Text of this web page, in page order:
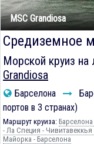
MSC Grandiosa
Средиземное
Морской круиз на
Grandiosa
Барселона
портов в 3 странах)
Маршрут круиза:
- Ла Специя -
Майорка - Барселона